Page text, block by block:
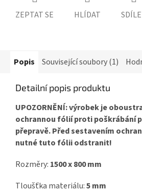
ZEPTAT SE HLÍDAT
Popis Související soubory (1)
Detailní popis produktu
UPOZORNĚNÍ: výrobek je
ochrannou fólií proti poškrábání
přepravě. Před sestavením
nutné tuto fólii odstranit!
Rozměry: 1500 x 800 mm
Tloušťka materiálu:5 mm